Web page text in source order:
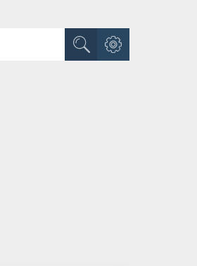
Buscar
Búsqueda avanzada